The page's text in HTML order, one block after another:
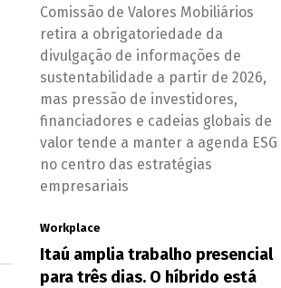
Comissão de Valores Mobiliários
retira a obrigatoriedade da
divulgação de informações de
sustentabilidade a partir de 2026,
mas pressão de investidores,
financiadores e cadeias globais de
valor tende a manter a agenda ESG
no centro das estratégias
empresariais
Workplace
Itaú amplia trabalho presencial
para três dias. O híbrido está